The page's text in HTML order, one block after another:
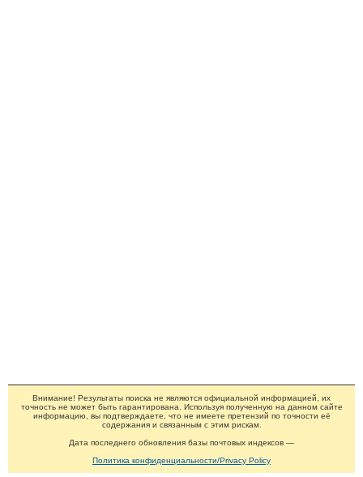
Внимание! Результаты поиска не являются официальной информацией, их
точность не может быть гарантирована. Используя полученную на данном сайте
информацию, вы подтверждаете, что не имеете претензий по точности её
содержания и связанным с этим рискам.
Дата последнего обновления базы почтовых индексов —
Политика конфиденциальности/Privacy Policy